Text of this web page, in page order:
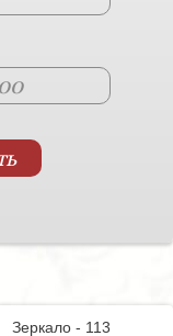
Зеркало - 113